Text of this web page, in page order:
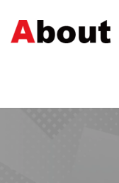
キ
に